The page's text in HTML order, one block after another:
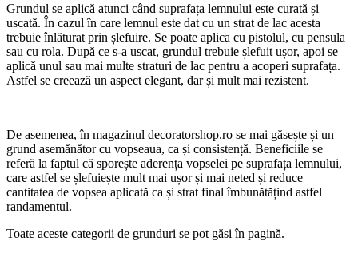
Grundul se aplică atunci când suprafața lemnului este curată și
uscată. În cazul în care lemnul este dat cu un strat de lac acesta
trebuie înlăturat prin șlefuire. Se poate aplica cu pistolul, cu pensula
sau cu rola. După ce s-a uscat, grundul trebuie șlefuit ușor, apoi se
aplică unul sau mai multe straturi de lac pentru a acoperi suprafața.
Astfel se creează un aspect elegant, dar și mult mai rezistent.
De asemenea, în magazinul decoratorshop.ro se mai găsește și un
grund asemănător cu vopseaua, ca și consistență. Beneficiile se
referă la faptul că sporește aderența vopselei pe suprafața lemnului,
care astfel se șlefuiește mult mai ușor și mai neted și reduce
cantitatea de vopsea aplicată ca și strat final îmbunătățind astfel
randamentul.
Toate aceste categorii de grunduri se pot găsi în pagină.